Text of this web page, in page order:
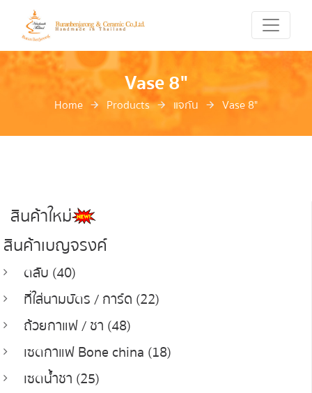
Vase 8"
Home Products แจกัน Vase 8"
สินค้าใหม่
สินค้าเบญจรงค์
ตลับ (40)
ที่ใส่นามบัตร / การ์ด (22)
ถ้วยกาแฟ / ชา (48)
เซตกาแฟ Bone china (18)
เซตน้ำชา (25)